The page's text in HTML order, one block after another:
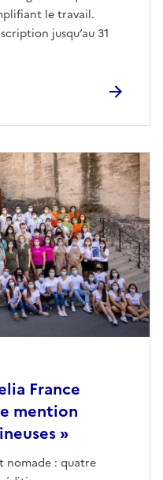
le travail.
jusqu’au 31
France
mention
»
nomade : quatre